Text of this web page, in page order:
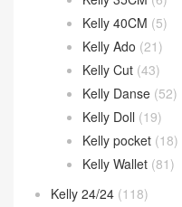
Kelly 40CM (5)
Kelly Ado (21)
Kelly Cut (43)
Kelly Danse (52)
Kelly Doll (19)
Kelly pocket (18)
Kelly Wallet (81)
Kelly 24/24 (118)